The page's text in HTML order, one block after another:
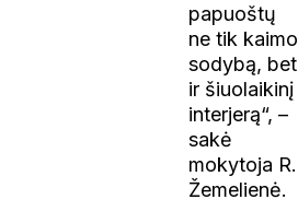
papuoštų
ne tik kaimo
sodybą, bet
ir šiuolaikinį
interjerą“, –
sakė
mokytoja R.
Žemelienė.